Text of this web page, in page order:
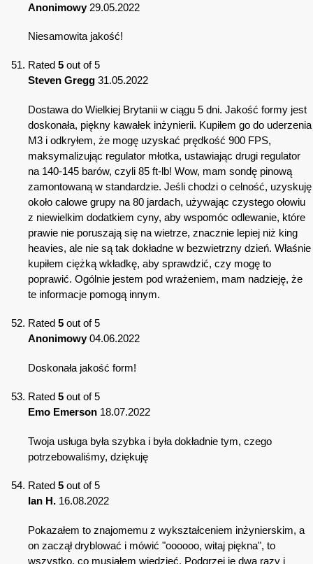
Anonimowy 29.05.2022
Niesamowita jakość!
Rated 5 out of 5
Steven Gregg 31.05.2022
Dostawa do Wielkiej Brytanii w ciągu 5 dni. Jakość formy jest
doskonała, piękny kawałek inżynierii. Kupiłem go do uderzenia
M3 i odkryłem, że mogę uzyskać prędkość 900 FPS,
maksymalizując regulator młotka, ustawiając drugi regulator
na 140-145 barów, czyli 85 ft-lb! Wow, mam sondę pinową
zamontowaną w standardzie. Jeśli chodzi o celność, uzyskuję
około calowe grupy na 80 jardach, używając czystego ołowiu
z niewielkim dodatkiem cyny, aby wspomóc odlewanie, które
prawie nie poruszają się na wietrze, znacznie lepiej niż king
heavies, ale nie są tak dokładne w bezwietrzny dzień. Właśnie
kupiłem ciężką wkładkę, aby sprawdzić, czy mogę to
poprawić. Ogólnie jestem pod wrażeniem, mam nadzieję, że
te informacje pomogą innym.
Rated 5 out of 5
Anonimowy04.06.2022
Doskonała jakość form!
Rated 5 out of 5
Emo Emerson 18.07.2022
Twoja usługa była szybka i była dokładnie tym, czego
potrzebowaliśmy, dziękuję
Rated 5 out of 5
Ian H. 16.08.2022
Pokazałem to znajomemu z wykształceniem inżynierskim, a
on zaczął dryblować i mówić "oooooo, witaj piękna", to
wszystko, co musiałem wiedzieć. Podgrzej je dwa razy i